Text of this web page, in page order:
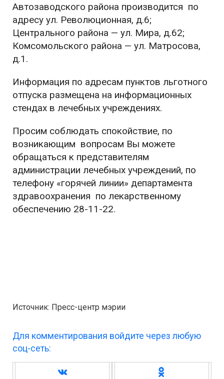
Автозаводского района производится по
адресу ул. Революционная, д.6;
Центрального района — ул. Мира, д.62;
Комсомольского района — ул. Матросова,
д.1.
Информация по адресам пунктов льготного
отпуска размещена на информационных
стендах в лечебных учреждениях.
Просим соблюдать спокойствие, по
возникающим вопросам Вы можете
обращаться к представителям
администрации лечебных учреждений, по
телефону «горячей линии» департамента
здравоохранения по лекарственному
обеспечению 28-11-22.
Источник: Пресс-центр мэрии
Для комментирования войдите через любую
соц-сеть: